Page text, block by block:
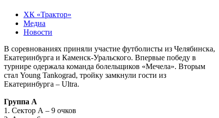
ХК «Трактор»
Медиа
Новости
В соревнованиях приняли участие футболисты из Челябинска,
Екатеринбурга и Каменск-Уральского. Впервые победу в
турнире одержала команда болельщиков «Мечела». Вторым
стал Young Tankograd, тройку замкнули гости из
Екатеринбурга – Ultra.
Группа А
1. Сектор А – 9 очков